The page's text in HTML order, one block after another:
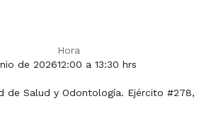
de 2026
Hora
12:00 a 13:30 hrs
de Salud y Odontología. Ejército #278,